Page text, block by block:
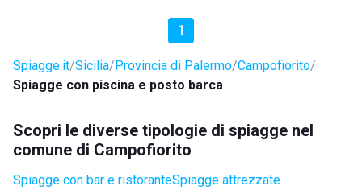
1
Spiagge.it Sicilia Provincia di Palermo Campofiorito
Spiagge con piscina e posto barca
Scopri le diverse tipologie di spiagge nel
comune di Campofiorito
Spiagge con bar e ristoranteSpiagge attrezzate